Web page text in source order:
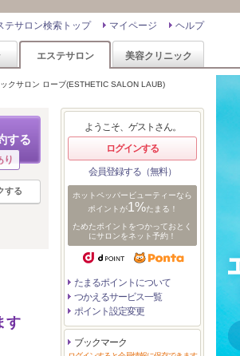
ヘルプ
マイページ
テサロン検索トップ
エステサロン 美容クリニック
クサロン ローブ(ESTHETIC SALON LAUB)
する
り
する
す
ようこそ、ゲストさん。
ログインする
会員登録する（無料）
ホットペッパービューティーなら
ポイントが1%たまる！
ためたポイントをつかっておとく
にサロンをネット予約！
たまるポイントについて
つかえるサービス一覧
ポイント設定変更
ブックマーク